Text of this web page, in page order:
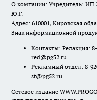
О компании: Учредитель: ИП
Ю.Г.
Адрес: 610001, Кировская
Знак информационной
Контакты: Редакция:
red@pg52.ru
Рекламный отдел: 8-
st@pg52.ru
Сетевое издание